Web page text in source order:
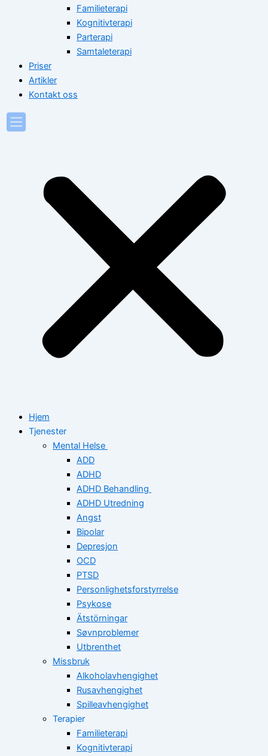
Familieterapi
Kognitivterapi
Parterapi
Samtaleterapi
Priser
Artikler
Kontakt oss
Hjem
Tjenester
Mental Helse
ADD
ADHD
ADHD Behandling
ADHD Utredning
Angst
Bipolar
Depresjon
OCD
PTSD
Personlighetsforstyrrelse
Psykose
Ätstörningar
Søvnproblemer
Utbrenthet
Missbruk
Alkoholavhengighet
Rusavhengighet
Spilleavhengighet
Terapier
Familieterapi
Kognitivterapi